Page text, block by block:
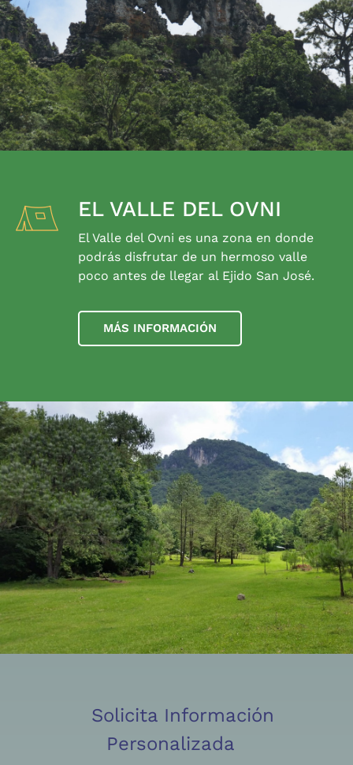
EL VALLE DEL OVNI
El Valle del Ovni es una zona en donde
podrás disfrutar de un hermoso valle
poco antes de llegar al Ejido San José.
MÁS INFORMACIÓN
Solicita Información
Personalizada